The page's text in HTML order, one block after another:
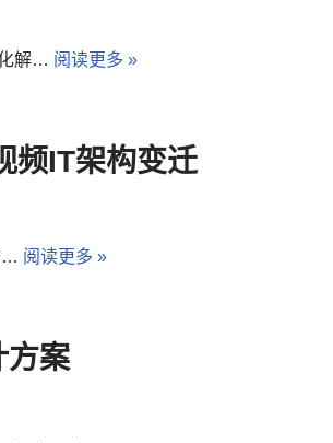
解… 阅读更多 »
频IT架构变迁
… 阅读更多 »
方案